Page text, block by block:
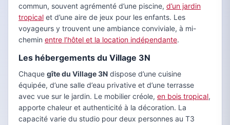
commun, souvent agrémenté d’une piscine, d’un jardin
tropical et d’une aire de jeux pour les enfants. Les
voyageurs y trouvent une ambiance conviviale, à mi-
chemin entre l’hôtel et la location indépendante.
Les hébergements du Village 3N
Chaque gîte du Village 3N dispose d’une cuisine
équipée, d’une salle d’eau privative et d’une terrasse
avec vue sur le jardin. Le mobilier créole, en bois tropical,
apporte chaleur et authenticité à la décoration. La
capacité varie du studio pour deux personnes au T3